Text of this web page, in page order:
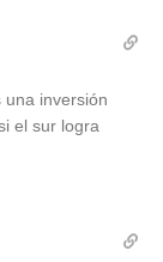
inversión
el sur logra